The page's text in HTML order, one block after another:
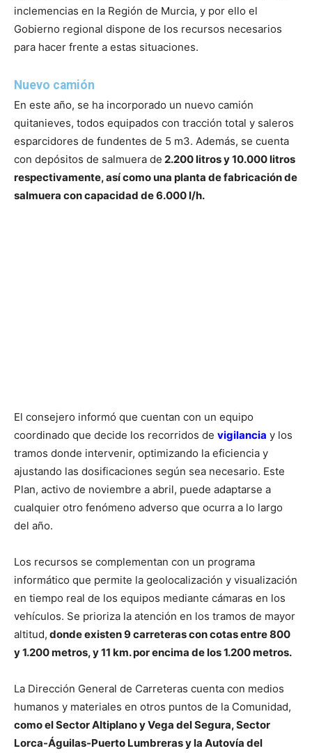
inclemencias en la Región de Murcia, y por ello el
Gobierno regional dispone de los recursos necesarios
para hacer frente a estas situaciones.
Nuevo camión
En este año, se ha incorporado un nuevo camión
quitanieves, todos equipados con tracción total y saleros
esparcidores de fundentes de 5 m3. Además, se cuenta
con depósitos de salmuera de 2.200 litros y 10.000 litros
respectivamente, así como una planta de fabricación de
salmuera con capacidad de 6.000 l/h.
El consejero informó que cuentan con un equipo
coordinado que decide los recorridos de vigilancia y los
tramos donde intervenir, optimizando la eficiencia y
ajustando las dosificaciones según sea necesario. Este
Plan, activo de noviembre a abril, puede adaptarse a
cualquier otro fenómeno adverso que ocurra a lo largo
del año.
Los recursos se complementan con un programa
informático que permite la geolocalización y visualización
en tiempo real de los equipos mediante cámaras en los
vehículos. Se prioriza la atención en los tramos de mayor
altitud, donde existen 9 carreteras con cotas entre 800
y 1.200 metros, y 11 km. por encima de los 1.200 metros.
La Dirección General de Carreteras cuenta con medios
humanos y materiales en otros puntos de la Comunidad,
como el Sector Altiplano y Vega del Segura, Sector
Lorca-Águilas-Puerto Lumbreras y la Autovía del